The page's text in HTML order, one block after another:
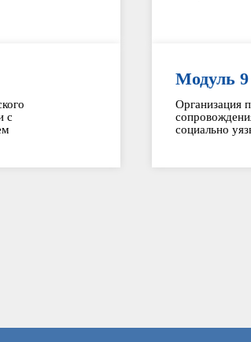
с
Модуль 9
Организация
социально